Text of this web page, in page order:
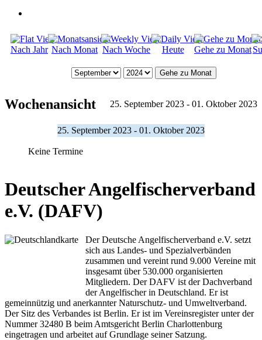
Nach Jahr Nach Monat Nach Woche Heute Gehe zu Monat
Gehe zu Monat
Wochenansicht 25. September 2023 - 01. Oktober 2023
25. September 2023 - 01. Oktober 2023
Keine Termine
Deutscher Angelfischerverband
e.V. (DAFV)
Der Deutsche Angelfischerverband e.V. setzt
sich aus Landes- und Spezialverbänden
zusammen und vereint rund 9.000 Vereine mit
insgesamt über 530.000 organisierten
Mitgliedern. Der DAFV ist der Dachverband
der Angelfischer in Deutschland. Er ist
gemeinnützig und anerkannter Naturschutz- und Umweltverband.
Der Sitz des Verbandes ist Berlin. Er ist im Vereinsregister unter der
Nummer 32480 B beim Amtsgericht Berlin Charlottenburg
eingetragen und arbeitet auf Grundlage seiner Satzung.